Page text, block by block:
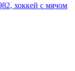
хоккей с мячом